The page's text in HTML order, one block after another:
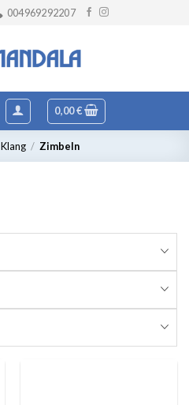
004969292207
0,00€
Klang / Zimbeln